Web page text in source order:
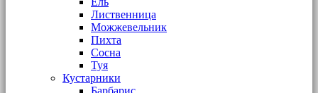
Лиственница
Можжевельник
Пихта
Сосна
Туя
Кустарники
Барбарис